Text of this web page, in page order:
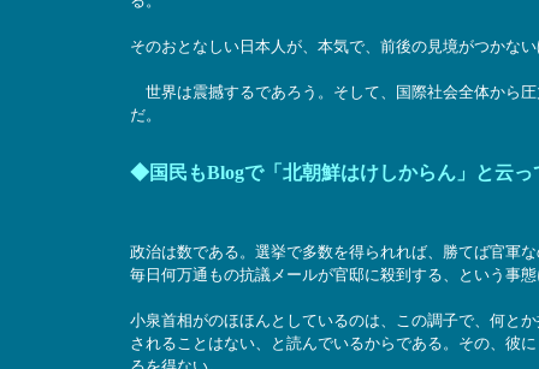
そのおとなしい日本人が、本気で、前後の見境がつかな
世界は震撼するであろう。そして、国際社会全体から
だ。
◆国民もBlogで「北朝鮮はけしからん」と云
政治は数である。選挙で多数を得られれば、勝てば官軍
毎日何万通もの抗議メールが官邸に殺到する、という事
小泉首相がのほほんとしているのは、この調子で、何と
されることはない、と読んでいるからである。その、彼